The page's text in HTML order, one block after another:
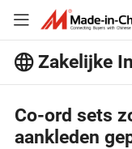
Zakelijke
Business Insights!
Meer bekijken
Co-ord sets
aankleden